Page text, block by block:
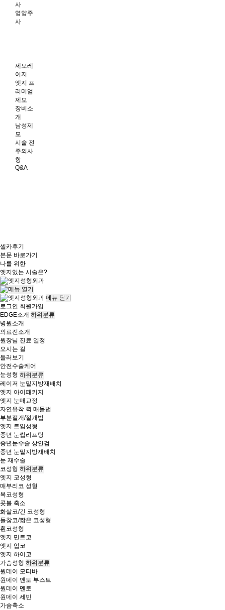
사
영양주
사
제모레
이저
엣지 프
리미엄
제모
장비소
개
남성제
모
시술 전
주의사
항
Q&A
셀카후기
본문 바로가기
나를 위한
엣지 있는 시술은?
메뉴 닫기
로그인 회원가입
EDGE소개 하위분류
병원소개
의료진소개
원장님 진료 일정
오시는 길
둘러보기
안전수술케어
눈성형 하위분류
레이저 눈밑지방재배치
엣지 아이패키지
엣지 눈매교정
자연유착 퀵 매몰법
부분절개/절개법
엣지 트임성형
중년 눈썹리프팅
중년눈수술 상안검
중년 눈밑지방재배치
눈 재수술
코성형 하위분류
엣지 코성형
매부리코 성형
복코성형
콧볼 축소
화살코/긴 코성형
들창코/짧은 코성형
휜코성형
엣지 민트코
엣지 업코
엣지 하이코
가슴성형 하위분류
원데이 모티바
원데이 멘토 부스트
원데이 멘토
원데이 세빈
가슴축소